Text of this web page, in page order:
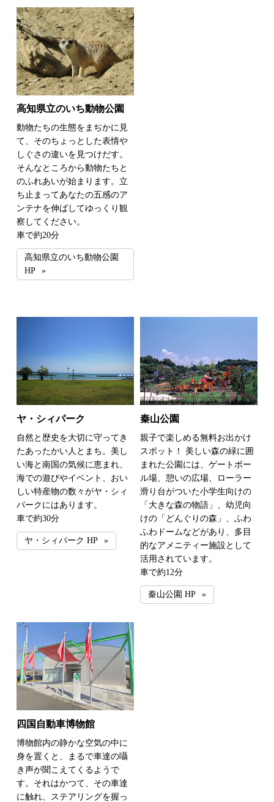
高知県立のいち動物公園
動物たちの生態をまぢかに見
て、そのちょっとした表情や
しぐさの違いを見つけだす。
そんなところから動物たちと
のふれあいが始まります。立
ち止まってあなたの五感のア
ンテナを伸ばしてゆっくり観
察してください。
車で約20分
高知県立のいち動物公園
HP
ヤ・シィパーク
自然と歴史を大切に守ってき
たあったかい人とまち。美し
い海と南国の気候に恵まれ、
海での遊びやイベント、おい
しい特産物の数々がヤ・シィ
パークにはあります。
車で約30分
ヤ・シィパーク HP
秦山公園
親子で楽しめる無料お出かけ
スポット！ 美しい森の緑に囲
まれた公園には、ゲートボー
ル場、憩いの広場、ローラー
滑り台がついた小学生向けの
「大きな森の物語」、幼児向
けの「どんぐりの森」、ふわ
ふわドームなどがあり、多目
的なアメニティー施設として
活用されています。
車で約12分
秦山公園 HP
四国自動車博物館
博物館内の静かな空気の中に
身を置くと、まるで車達の囁
き声が聞こえてくるようで
す。それはかつて、その車達
に触れ、ステアリングを握っ